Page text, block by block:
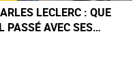
LECLERC : QUE
PASSÉ AVEC SES